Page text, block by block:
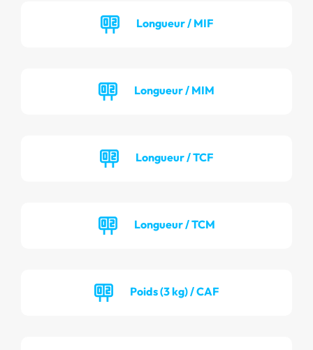
Longueur / MIF
Longueur / MIM
Longueur / TCF
Longueur / TCM
Poids (3 kg) / CAF